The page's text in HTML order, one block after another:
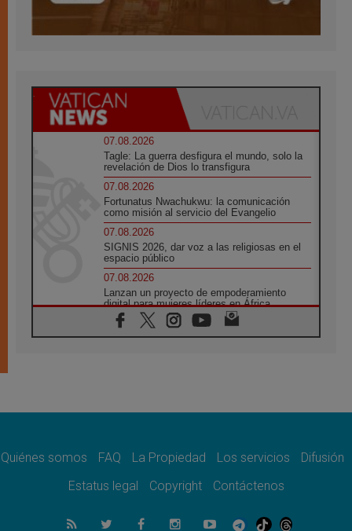
07.08.2026
Tagle: La guerra desfigura el mundo, solo la
revelación de Dios lo transfigura
07.08.2026
Fortunatus Nwachukwu: la comunicación
como misión al servicio del Evangelio
07.08.2026
SIGNIS 2026, dar voz a las religiosas en el
espacio público
07.08.2026
Lanzan un proyecto de empoderamiento
digital para mujeres líderes en África
07.08.2026
Programa oficial del Viaje Apostólico del
06.08.2026
06.08.2026
de la Paz en la Escuela de San Francisco
La visita del Papa León XIV a Asís en un
Quiénes somos FAQ La Propiedad Los servicios
Difusión
Estatus legal
Copyright Contáctenos